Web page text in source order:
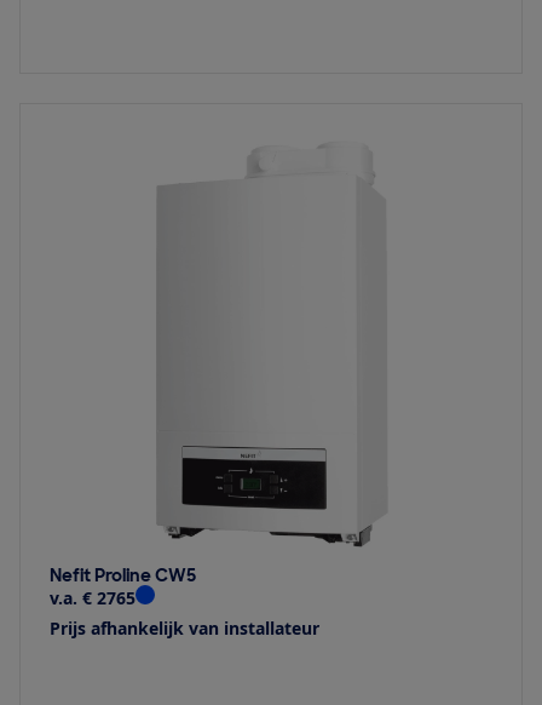
Nefit Proline CW5
v.a. € 2765
Prijs afhankelijk van installateur